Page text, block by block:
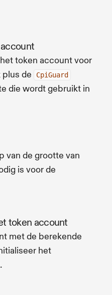
token account voor
de
CpiGuard
die wordt gebruikt in
van de grootte van
is voor de
token account
met de berekende
het